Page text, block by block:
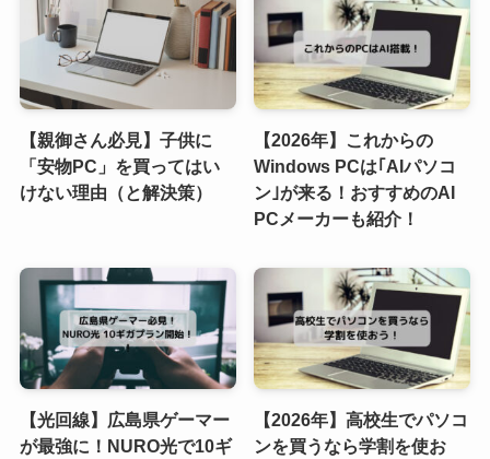
【親御さん必見】子供に
「安物PC」を買ってはい
けない理由（と解決策）
【2026年】これからの
Windows PCは｢AIパソコ
ン｣が来る！おすすめのAI
PCメーカーも紹介！
【光回線】広島県ゲーマー
が最強に！NURO光で10ギ
【2026年】高校生でパソコ
ンを買うなら学割を使お